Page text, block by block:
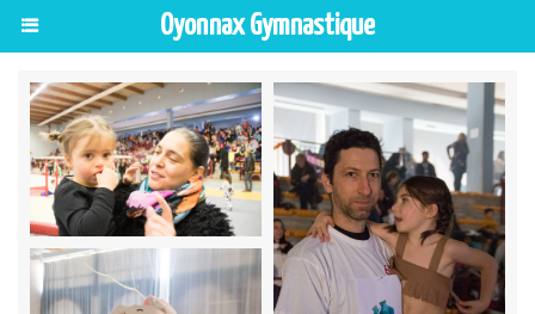
Oyonnax Gymnastique